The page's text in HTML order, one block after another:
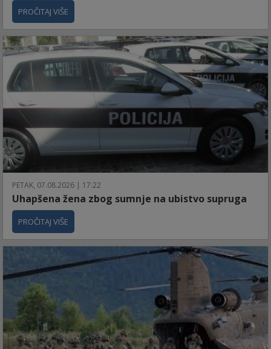
PROČITAJ VIŠE
PETAK, 07.08.2026 | 17:22
Uhapšena žena zbog sumnje na ubistvo supruga
PROČITAJ VIŠE